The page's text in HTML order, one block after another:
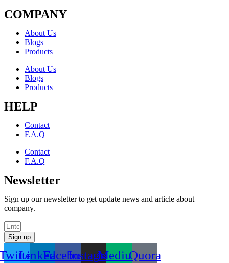
COMPANY
About Us
Blogs
Products
About Us
Blogs
Products
HELP
Contact
F.A.Q
Contact
F.A.Q
Newsletter
Sign up our newsletter to get update news and article about
company.
Sign up
LinkedinFacebookInstagramMediumQuora